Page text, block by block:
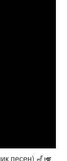
песен) 🎷🎺